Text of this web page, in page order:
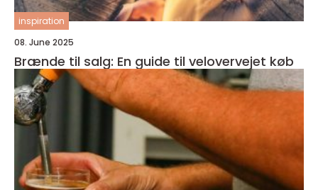
inspiration
08. June 2025
Brænde til salg: En guide til velovervejet køb